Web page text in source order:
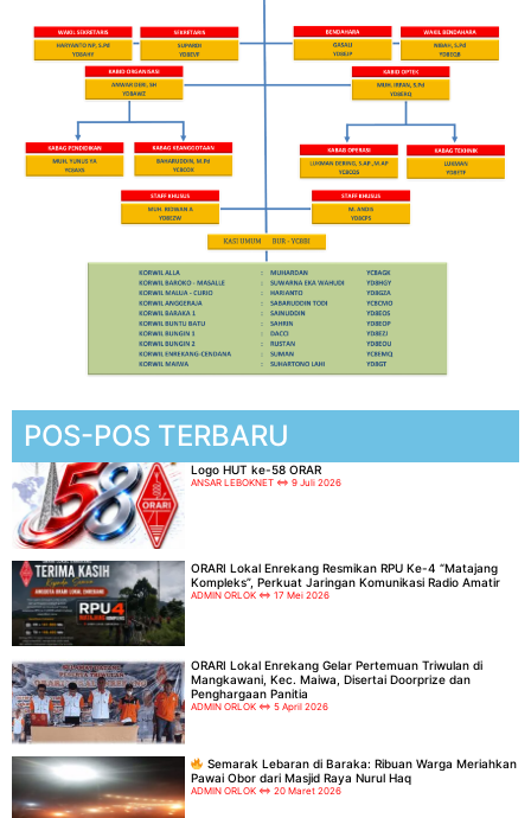
POS-POS TERBARU
Logo HUT ke-58 ORAR
ANSAR LEBOKNET 9 Juli 2026
ORARI Lokal Enrekang Resmikan RPU Ke-4 “Matajang
Kompleks”, Perkuat Jaringan Komunikasi Radio Amatir
ADMIN ORLOK 17 Mei 2026
ORARI Lokal Enrekang Gelar Pertemuan Triwulan di
Mangkawani, Kec. Maiwa, Disertai Doorprize dan
Penghargaan Panitia
ADMIN ORLOK 5 April 2026
Semarak Lebaran di Baraka: Ribuan Warga Meriahkan
Pawai Obor dari Masjid Raya Nurul Haq
ADMIN ORLOK 20 Maret 2026